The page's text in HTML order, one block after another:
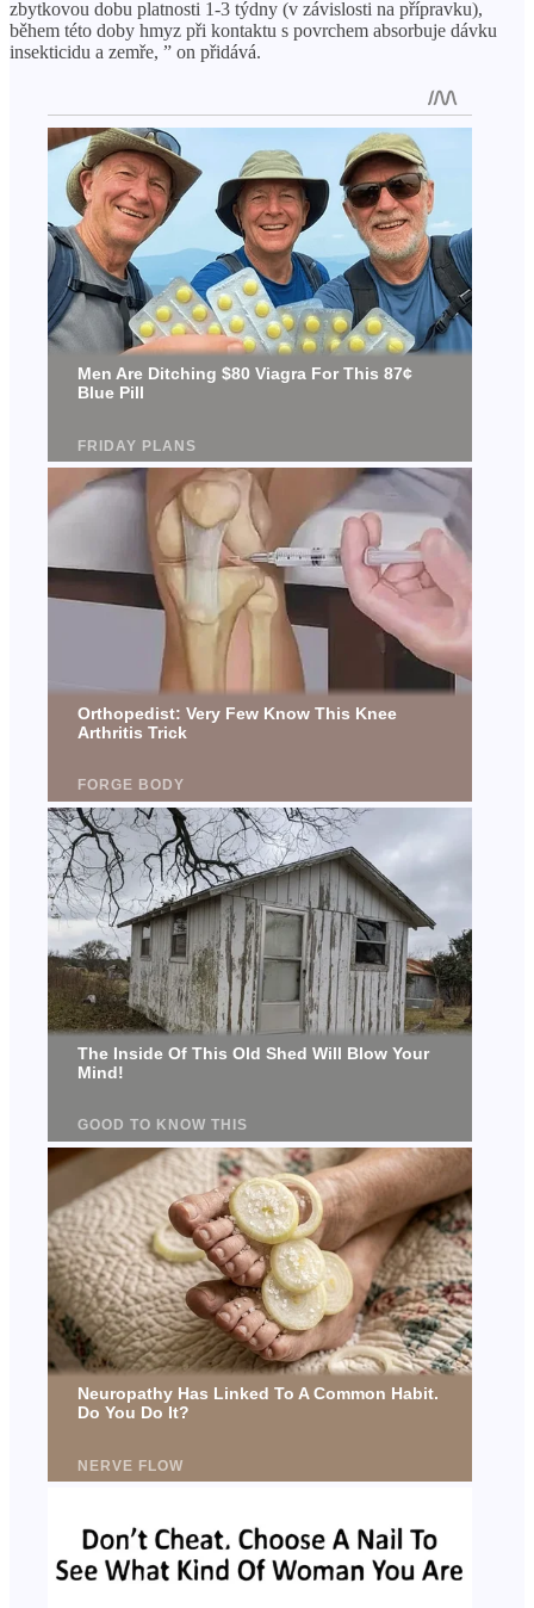
zbytkovou dobu platnosti 1-3 týdny (v závislosti na přípravku),
během této doby hmyz při kontaktu s povrchem absorbuje dávku
insekticidu a zemře, ” on přidává.